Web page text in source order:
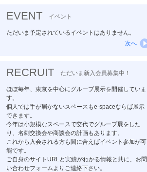
EVENT イベント
ただいま予定されているイベントはありません。
次へ
RECRUIT ただいま新入会員募集中！
ほぼ毎年、東京を中心にグループ展示を開催していま
す。
個人では手が届かないスペースもe-spaceならば展示
できます。
今年は小規模なスペースで交代でグループ展をした
り、名刺交換会や商談会の計画もあります。
これから入会される方も間に合えばイベント参加が可
能です。
ご自身のサイトURLと実績がわかる情報と共に、お問
い合わせフォームよりご連絡下さい。